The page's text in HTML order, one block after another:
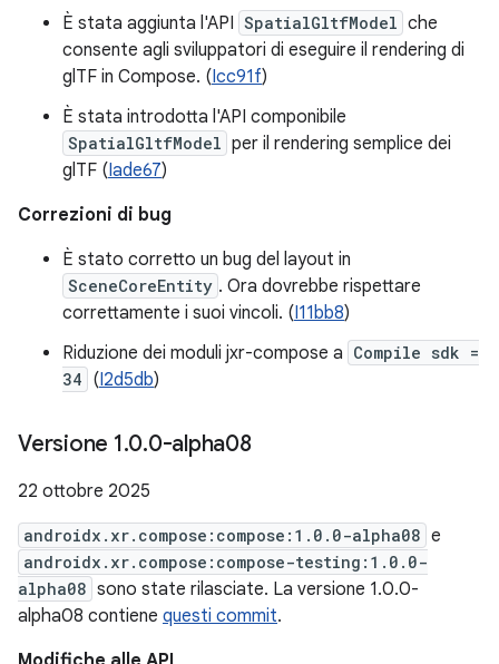
È stata aggiunta l'API SpatialGltfModel che
consente agli sviluppatori di eseguire il rendering di
glTF in Compose. (Icc91f)
È stata introdotta l'API componibile
SpatialGltfModel per il rendering semplice dei
glTF (Iade67)
Correzioni di bug
È stato corretto un bug del layout in
SceneCoreEntity . Ora dovrebbe rispettare
correttamente i suoi vincoli. (I11bb8)
Riduzione dei moduli jxr-compose a Compile sdk =
34 (I2d5db)
Versione 1.0.0-alpha08
22 ottobre 2025
androidx.xr.compose:compose:1.0.0-alpha08 e
androidx.xr.compose:compose-testing:1.0.0-
alpha08 sono state rilasciate. La versione 1.0.0-
alpha08 contiene questi commit.